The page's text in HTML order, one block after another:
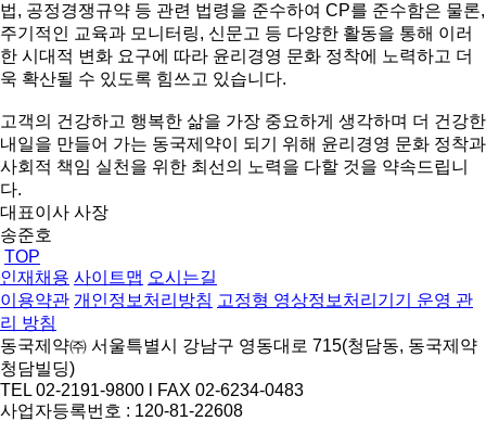
법, 공정경쟁규약 등 관련 법령을 준수하여 CP를 준수함은 물론,
주기적인 교육과 모니터링, 신문고 등 다양한 활동을 통해 이러
한 시대적 변화 요구에 따라 윤리경영 문화 정착에 노력하고 더
욱 확산될 수 있도록 힘쓰고 있습니다.
고객의 건강하고 행복한 삶을 가장 중요하게 생각하며 더 건강한
내일을 만들어 가는 동국제약이 되기 위해 윤리경영 문화 정착과
사회적 책임 실천을 위한 최선의 노력을 다할 것을 약속드립니
다.
대표이사 사장
송준호
TOP
인재채용 사이트맵 오시는길
이용약관 개인정보처리방침 고정형 영상정보처리기기 운영 관
리 방침
동국제약㈜ 서울특별시 강남구 영동대로 715(청담동, 동국제약
청담빌딩)
TEL 02-2191-9800 l FAX 02-6234-0483
사업자등록번호 : 120-81-22608